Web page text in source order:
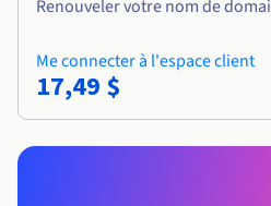
Renouveler votre nom de
Me connecter à l'espace client
17,49 $